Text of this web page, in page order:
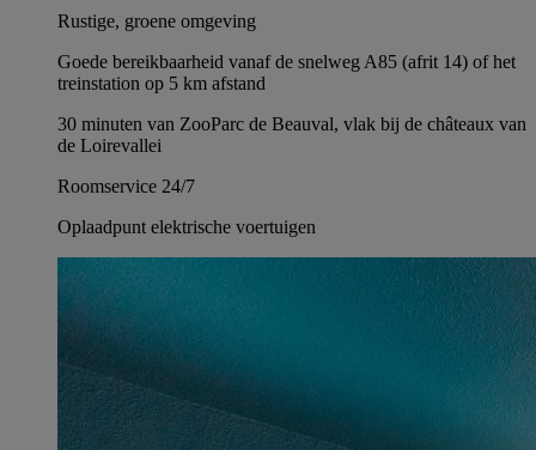
Rustige, groene omgeving
Goede bereikbaarheid vanaf de snelweg A85 (afrit 14) of het
treinstation op 5 km afstand
30 minuten van ZooParc de Beauval, vlak bij de châteaux van
de Loirevallei
Roomservice 24/7
Oplaadpunt elektrische voertuigen